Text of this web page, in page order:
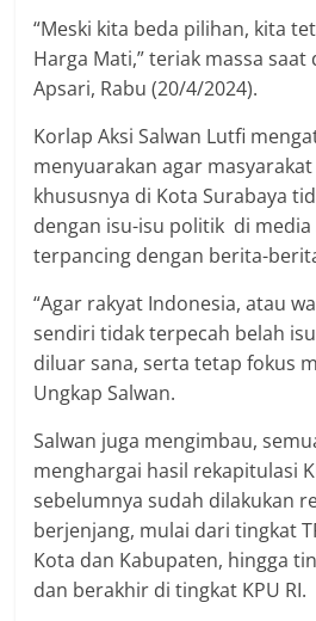
“Meski kita beda pilihan, kita
Harga Mati,” teriak massa saat
Apsari, Rabu (20/4/2024).
Korlap Aksi Salwan Lutfi
menyuarakan agar masyarakat
khususnya di Kota Surabaya
dengan isu-isu politik di
terpancing dengan berita-
“Agar rakyat Indonesia, atau
sendiri tidak terpecah belah
diluar sana, serta tetap fokus
Ungkap Salwan.
Salwan juga mengimbau,
menghargai hasil rekapitulasi
sebelumnya sudah dilakukan
berjenjang, mulai dari tingkat
Kota dan Kabupaten, hingga
dan berakhir di tingkat KPU RI.